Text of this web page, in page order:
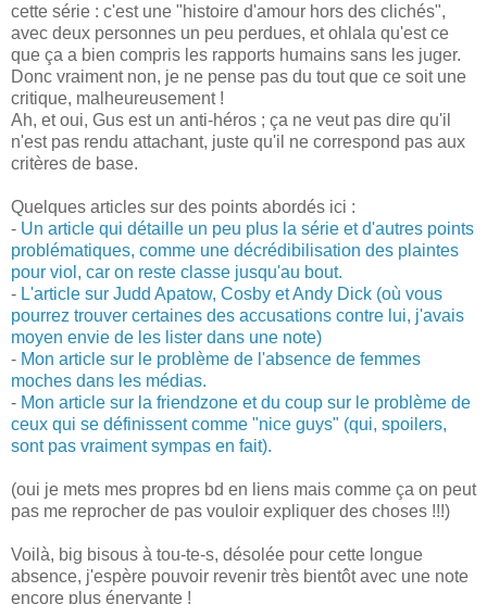
cette série : c'est une "histoire d'amour hors des clichés",
avec deux personnes un peu perdues, et ohlala qu'est ce
que ça a bien compris les rapports humains sans les juger.
Donc vraiment non, je ne pense pas du tout que ce soit une
critique, malheureusement !
Ah, et oui, Gus est un anti-héros ; ça ne veut pas dire qu'il
n'est pas rendu attachant, juste qu'il ne correspond pas aux
critères de base.
Quelques articles sur des points abordés ici :
- Un article qui détaille un peu plus la série et d'autres points
problématiques, comme une décrédibilisation des plaintes
pour viol, car on reste classe jusqu'au bout.
- L'article sur Judd Apatow, Cosby et Andy Dick (où vous
pourrez trouver certaines des accusations contre lui, j'avais
moyen envie de les lister dans une note)
- Mon article sur le problème de l'absence de femmes
moches dans les médias.
- Mon article sur la friendzone et du coup sur le problème de
ceux qui se définissent comme "nice guys" (qui, spoilers,
sont pas vraiment sympas en fait).
(oui je mets mes propres bd en liens mais comme ça on peut
pas me reprocher de pas vouloir expliquer des choses !!!)
Voilà, big bisous à tou-te-s, désolée pour cette longue
absence, j'espère pouvoir revenir très bientôt avec une note
encore plus énervante !